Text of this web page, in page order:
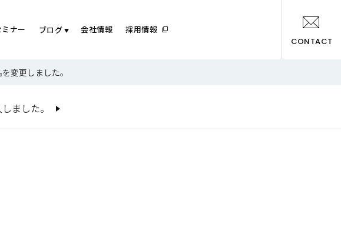
ナー ブログ 会社情報
採用情報
CONTACT
変更しました。
ました。